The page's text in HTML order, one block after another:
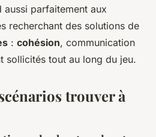
aussi parfaitement aux
recherchant des solutions de
: cohésion, communication
sollicités tout au long du jeu.
trouver à